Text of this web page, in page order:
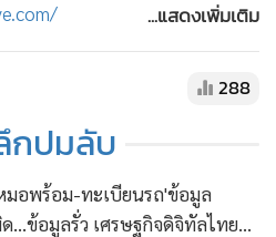
c/news1vdo
MGRNEWS1
newsonechannel
news1channel
@newsonetiktok
...แสดงเพิ่มเติม
288
กปมลับ
มอพร้อม-ทะเบียนรถ'ข้อมูล
...ข้อมูลรั่ว เศรษฐกิจดิจิทัลไทย